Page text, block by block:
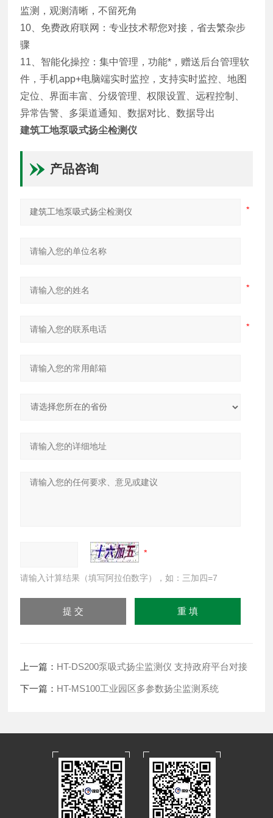
监测，观测清晰，不留死角
10、免费政府联网：专业技术帮您对接，省去繁杂步
骤
11、智能化操控：集中管理，功能*，赠送后台管理软
件，手机app+电脑端实时监控，支持实时监控、地图
定位、界面丰富、分级管理、权限设置、远程控制、
异常告警、多渠道通知、数据对比、数据导出
建筑工地泵吸式扬尘检测仪
产品咨询
请输入计算结果（填写阿拉伯数字），如：三加四=7
上一篇： HT-DS200泵吸式扬尘监测仪 支持政府平台对接
下一篇： HT-MS100工业园区多参数扬尘监测系统